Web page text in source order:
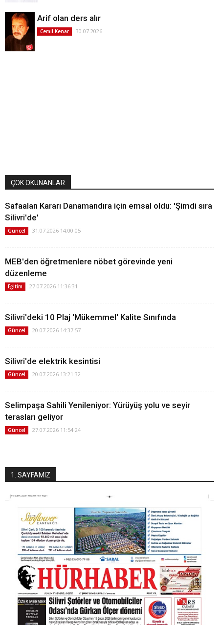
Arif olan ders alır
Cemil Kenar 30.07.2026
ÇOK OKUNANLAR
Safaalan Kararı Danamandıra için emsal oldu: 'Şimdi sıra
Silivri'de'
Güncel 31.07.2026 14:00:05
MEB'den öğretmenlere nöbet görevinde yeni
düzenleme
Eğitim 27.07.2026 11:36:31
Silivri'deki 10 Plaj 'Mükemmel' Kalite Sınıfında
Güncel 20.07.2026 14:37:57
Silivri'de elektrik kesintisi
Güncel 20.07.2026 13:21:32
Selimpaşa Sahili Yenileniyor: Yürüyüş yolu ve seyir
terasları geliyor
Güncel 27.07.2026 11:54:24
1. SAYFAMIZ